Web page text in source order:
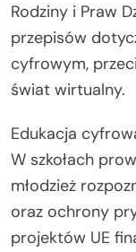
Rodziny i Praw
przepisów
cyfrowym,
świat wirtualny.
Edukacja
W szkołach
młodzież
oraz ochrony
projektów UE